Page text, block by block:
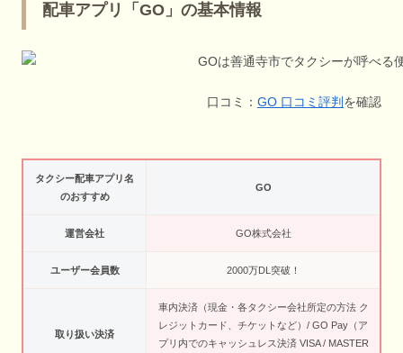
配車アプリ「GO」の基本情報
口コミ： GO 口コミ評判を確認
タクシー配車アプリ名
のおすすめ
GO
運営会社 GO株式会社
ユーザー会員数 2000万DL突破！
取り扱い決済
車内決済（現金・各タクシー会社所定の方法 ク
レジットカード、チケットなど）/ GO Pay（ア
プリ内でのキャッシュレス決済 VISA / MASTER